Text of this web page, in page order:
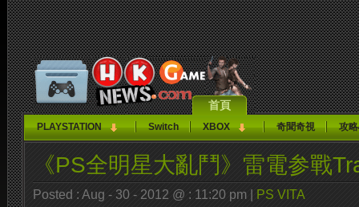
首頁
PLAYSTATION Switch XBOX 奇聞奇視 攻
《PS全明星大亂鬥》雷電参戰
Posted : Aug - 30 - 2012 @ : 11:20 pm | PS VITA